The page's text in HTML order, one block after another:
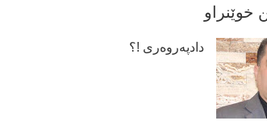
خوێنراو
دادپەروەری !؟